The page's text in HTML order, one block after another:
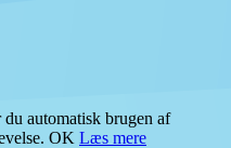
du automatisk brugen af
OK Læs mere